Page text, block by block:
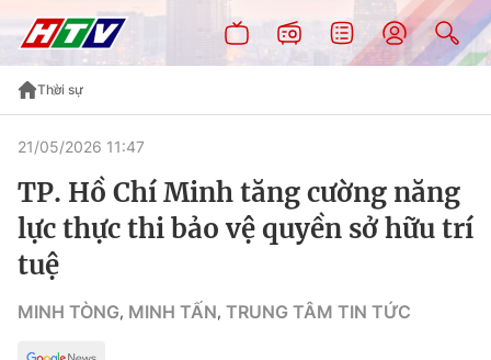
Thời sự
21/05/2026 11:47
TP. Hồ Chí Minh tăng cường năng
lực thực thi bảo vệ quyền sở hữu trí
tuệ
MINH TÒNG, MINH TẤN, TRUNG TÂM TIN TỨC